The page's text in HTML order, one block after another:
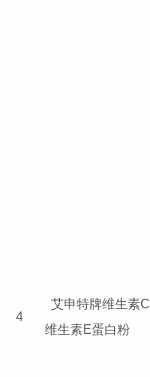
4
艾申特牌维生素C
维生素E蛋白粉